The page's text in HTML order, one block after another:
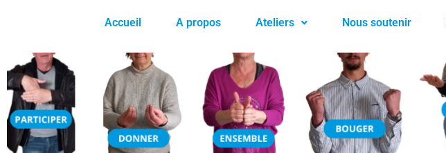
Accueil A propos Ateliers Nous soutenir